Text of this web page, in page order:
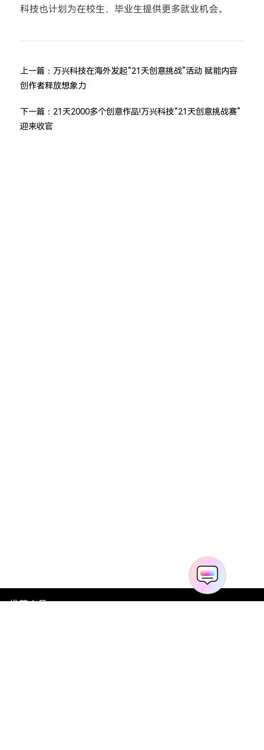
科技也计划为在校生、毕业生提供更多就业机会。
上一篇： 万兴科技在海外发起“21天创意挑战”活动 赋能内容
创作者释放想象力
下一篇： 21天2000多个创意作品!万兴科技“21天创意挑战赛”
迎来收官
推荐产品